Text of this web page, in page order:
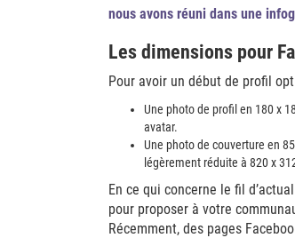
nous avons réuni dans une
Les dimensions pour
Pour avoir un début de profil
Une photo de profil en 180 x
avatar.
Une photo de couverture en
légèrement réduite à 820 x
En ce qui concerne le fil
pour proposer à votre
Récemment, des pages